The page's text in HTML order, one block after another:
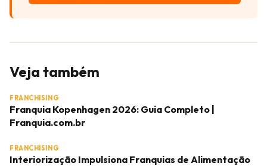
Veja também
FRANCHISING
Franquia Kopenhagen 2026: Guia Completo |
Franquia.com.br
FRANCHISING
Interiorização Impulsiona Franquias de Alimentação